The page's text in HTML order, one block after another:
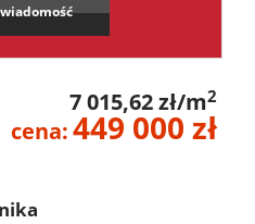
7 015,62 zł/m2
cena:449 000 zł